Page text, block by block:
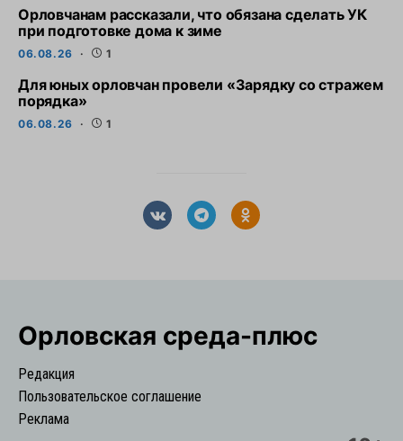
Орловчанам рассказали, что обязана сделать УК
при подготовке дома к зиме
06.08.26 1
Для юных орловчан провели «Зарядку со стражем
порядка»
06.08.26 1
Орловская cреда-плюс
Редакция
Пользовательское соглашение
Реклама